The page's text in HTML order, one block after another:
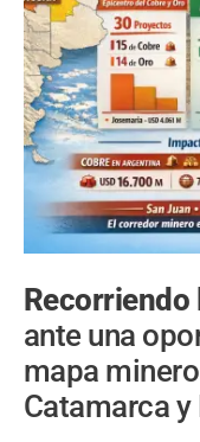
ante una
mapa
Catamarca